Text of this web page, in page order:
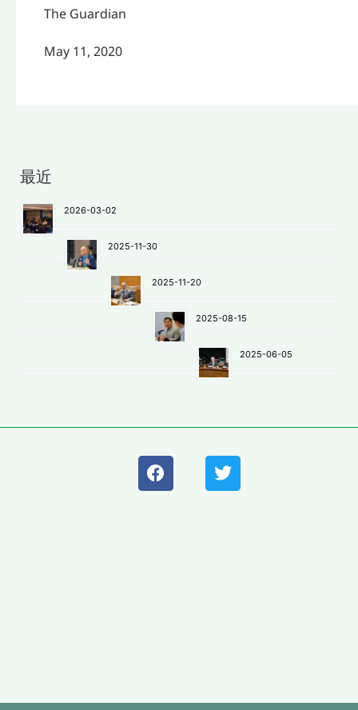
The Guardian
May 11, 2020
最近
2026-03-02
2025-11-30
2025-11-20
2025-08-15
2025-06-05